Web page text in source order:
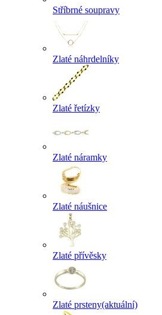
Stříbrné soupravy
Zlaté náhrdelníky
Zlaté řetízky
Zlaté náramky
Zlaté náušnice
Zlaté přívěsky
Zlaté prsteny(aktuální)